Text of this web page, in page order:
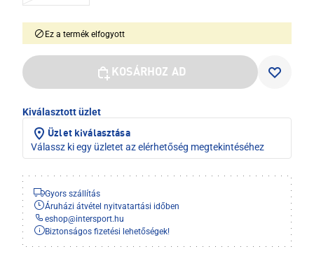
Ez a termék elfogyott
KOSÁRHOZ AD
Kiválasztott üzlet
Üzlet kiválasztása
Válassz ki egy üzletet az elérhetőség megtekintéséhez
Gyors szállítás
Áruházi átvétel nyitvatartási időben
eshop@intersport.hu
Biztonságos fizetési lehetőségek!